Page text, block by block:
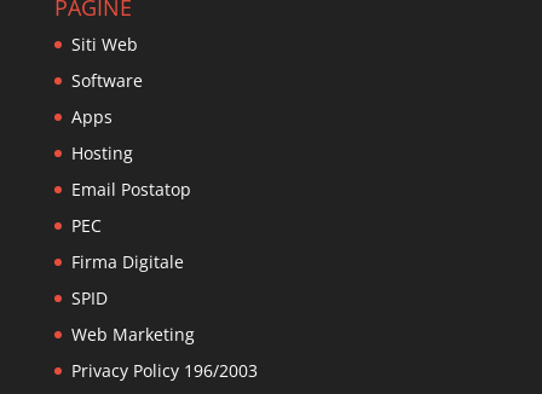
PAGINE
Siti Web
Software
Apps
Hosting
Email Postatop
PEC
Firma Digitale
SPID
Web Marketing
Privacy Policy 196/2003